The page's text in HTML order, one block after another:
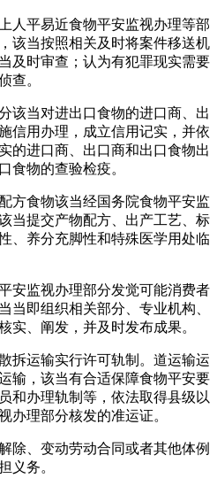
平易近食物平安监视办理等部
该当按照相关及时将案件移送机
及时审查；认为有犯罪现实需要
查。
当对进出口食物的进口商、出
信用办理，成立信用记实，并依
的进口商、出口商和出口食物出
食物的查验检疫。
食物该当经国务院食物平安监
当提交产物配方、出产工艺、标
、养分充脚性和特殊医学用处临
监视办理部分发觉可能消费者
当即组织相关部分、专业机构、
实、阐发，并及时发布成果。
运输实行许可轨制。道运输运
输，该当有合适保障食物平安要
和办理轨制等，依法取得县级以
办理部分核发的准运证。
、变动劳动合同或者其他体例
义务。